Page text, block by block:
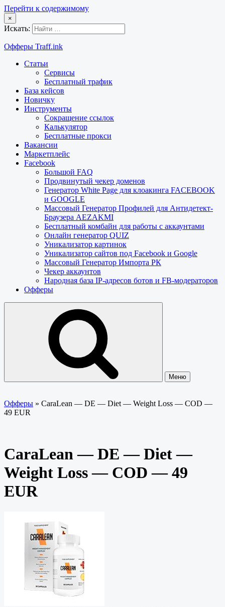
Перейти к содержимому
×
Искать:
Офферы Traff.ink
Статьи
Сервисы
Бесплатный трафик
База кейсов
Новичку
Инструменты
Сокращение ссылок
Калькулятор
Бесплатные прокси
Вакансии
Маркетплейс
Facebook
Большой FAQ
Продвинутый чекер доменов
Генератор White Page для клоакинга FACEBOOK
и GOOGLE
Массовый Генератор Профилей для Антидетект-
Браузера AEZAKMI
Бесплатный комбайн для работы с аккаунтами
Онлайн генератор QUIZ
Уникализатор картинок
Уникализатор сайтов под Facebook и Google
Массовый Генератор Импорта РК
Чекер аккаунтов
Народная база IP-адресов ботов и FB-модераторов
Офферы
Меню
Офферы » CaraLean — DE — Diet — Weight Loss — COD —
49 EUR
CaraLean — DE — Diet —
Weight Loss — COD — 49
EUR